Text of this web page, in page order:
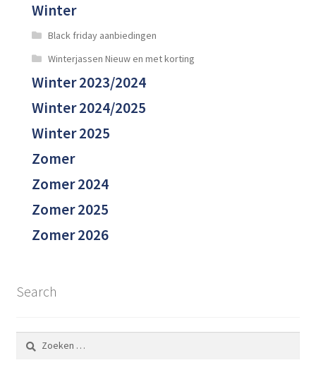
Winter
Black friday aanbiedingen
Winterjassen Nieuw en met korting
Winter 2023/2024
Winter 2024/2025
Winter 2025
Zomer
Zomer 2024
Zomer 2025
Zomer 2026
Search
naar: